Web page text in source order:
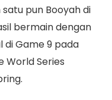
pun Booyah di
bermain dengan
di Game 9 pada
World Series